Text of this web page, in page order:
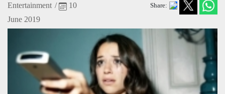
Entertainment /
10
June 2019
Share: